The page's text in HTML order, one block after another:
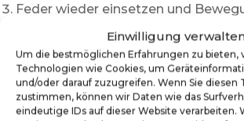
Einwilligung
Um die bestmöglichen Erfahrungen zu bieten,
Technologien wie Cookies, um
und/oder darauf zuzugreifen. Wenn Sie diesen
zustimmen, können wir Daten wie das
eindeutige IDs auf dieser Website verarbeiten.
Feder wieder einsetzen und
Warum unseren
Shooter-Griff wählen?
Eine perfekte Hommage an die
und das Logo sind sofort